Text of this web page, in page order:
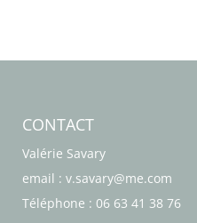
CONTACT
Valérie Savary
email : v.savary@me.com
Téléphone : 06 63 41 38 76